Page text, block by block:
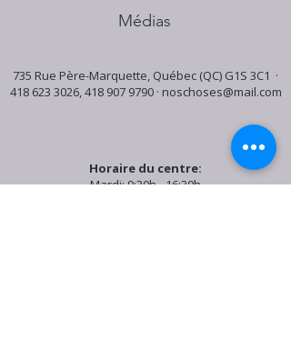
Médias
735 Rue Père-Marquette, Québec (QC) G1S 3C1 ·
418 623 3026,418 907 9790· noschoses@mail.com
Horaire du centre:
Mardi: 9:30h - 16:30h